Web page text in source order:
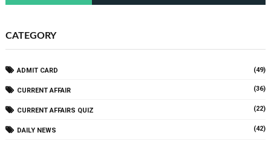
CATEGORY
ADMIT CARD (49)
CURRENT AFFAIR (36)
CURRENT AFFAIRS QUIZ (22)
DAILY NEWS (42)